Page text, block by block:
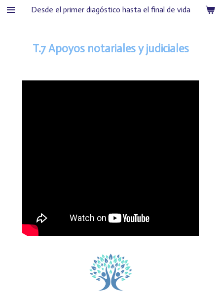
Ir
principal
Desde el primer diagóstico hasta el final de vida
T.7 Apoyos notariales y judiciales